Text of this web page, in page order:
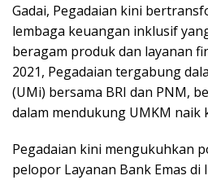
Gadai, Pegadaian kini
lembaga keuangan inklusif
beragam produk dan layanan
2021, Pegadaian tergabung
(UMi) bersama BRI dan PNM,
dalam mendukung UMKM naik
Pegadaian kini mengukuhkan
pelopor Layanan Bank Emas di